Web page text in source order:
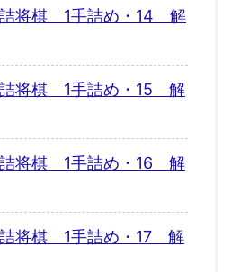
詰将棋 1手詰め・14 解
詰将棋 1手詰め・15 解
詰将棋 1手詰め・16 解
詰将棋 1手詰め・17 解